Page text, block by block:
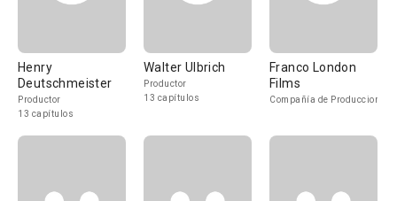
Henry
Deutschmeister
Productor
13 capítulos
Walter Ulbrich
Productor
13 capítulos
Franco London
Films
Compañía de Produccion